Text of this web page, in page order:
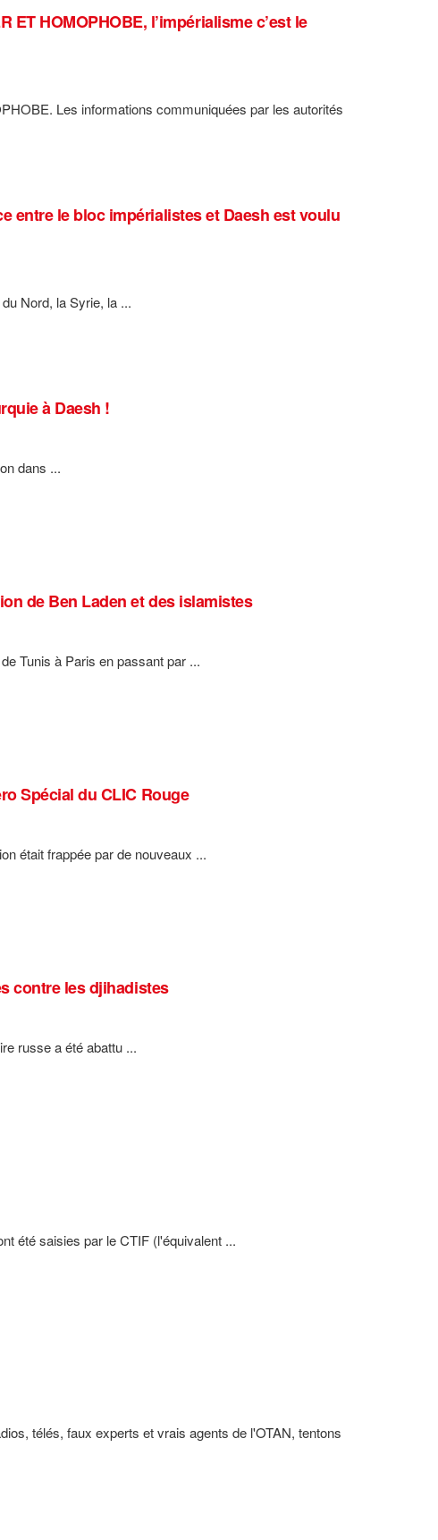
ET HOMOPHOBE, l’impérialisme c’est le
Les informations communiquées par les autorités
entre le bloc impérialistes et Daesh est voulu
Nord, la Syrie, la ...
à Daesh !
dans ...
de Ben Laden et des islamistes
Tunis à Paris en passant par ...
Spécial du CLIC Rouge
était frappée par de nouveaux ...
contre les djihadistes
russe a été abattu ...
été saisies par le CTIF (l'équivalent ...
télés, faux experts et vrais agents de l'OTAN, tentons